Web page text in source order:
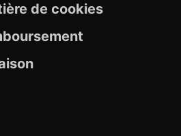
de cookies